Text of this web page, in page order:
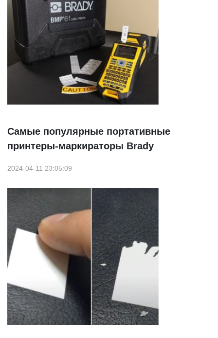
Самые популярные портативные
принтеры-маркираторы Brady
2024-04-11 23:05:09